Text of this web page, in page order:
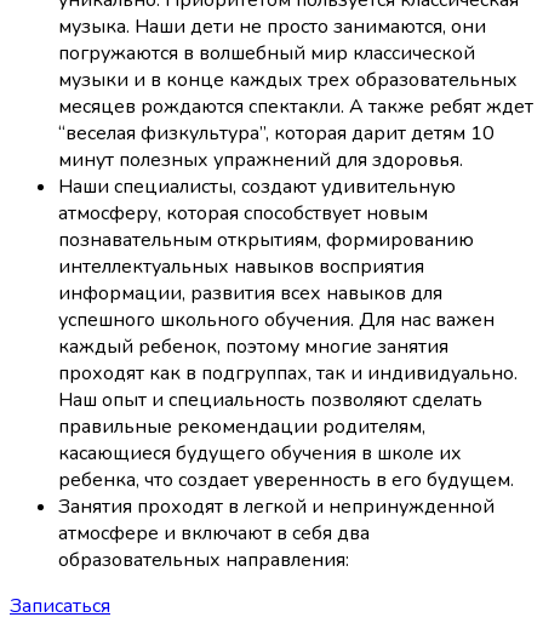
музыка. Наши дети не просто занимаются, они
погружаются в волшебный мир классической
музыки и в конце каждых трех образовательных
месяцев рождаются спектакли. А также ребят ждет
“веселая физкультура”, которая дарит детям 10
минут полезных упражнений для здоровья.
Наши специалисты, создают удивительную
атмосферу, которая способствует новым
познавательным открытиям, формированию
интеллектуальных навыков восприятия
информации, развития всех навыков для
успешного школьного обучения. Для нас важен
каждый ребенок, поэтому многие занятия
проходят как в подгруппах, так и индивидуально.
Наш опыт и специальность позволяют сделать
правильные рекомендации родителям,
касающиеся будущего обучения в школе их
ребенка, что создает уверенность в его будущем.
Занятия проходят в легкой и непринужденной
атмосфере и включают в себя два
образовательных направления:
Записаться